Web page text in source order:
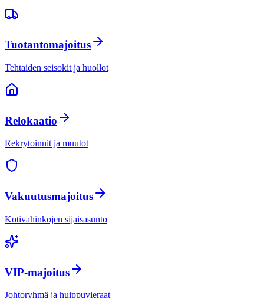
Tuotantomajoitus
Tehtaiden seisokit ja huollot
Relokaatio
Rekrytoinnit ja muutot
Vakuutusmajoitus
Kotivahinkojen sijaisasunto
VIP-majoitus
Johtoryhmä ja huippuvieraat